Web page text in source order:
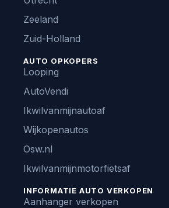
Zeeland
Zuid-Holland
AUTO OPKOPERS
Looping
AutoVendi
Ikwilvanmijnautoaf
Wijkopenautos
Osw.nl
Ikwilvanmijnmotorfietsaf
INFORMATIE AUTO VERKOPEN
Aanhanger verkopen